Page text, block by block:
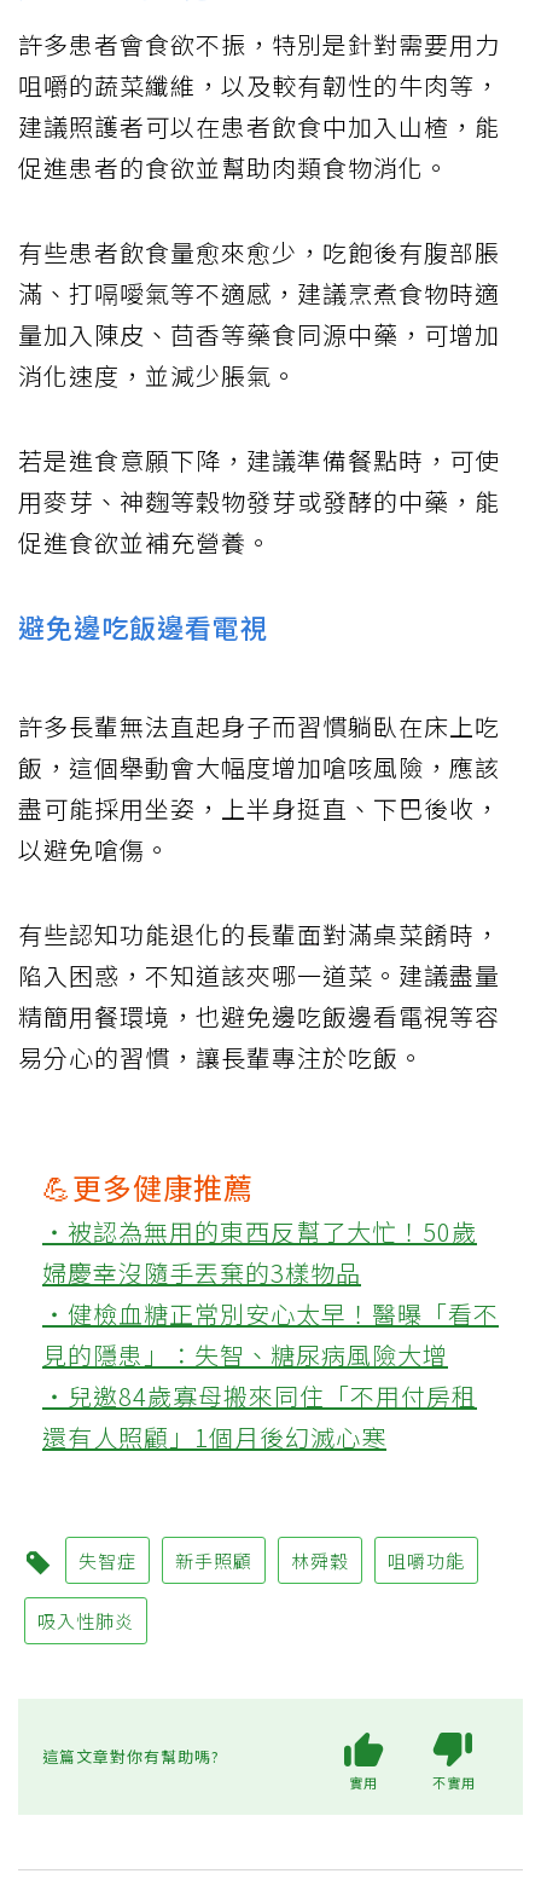
許多患者會食欲不振，特別是針對需要用力
咀嚼的蔬菜纖維，以及較有韌性的牛肉等，
建議照護者可以在患者飲食中加入山楂，能
促進患者的食欲並幫助肉類食物消化。
有些患者飲食量愈來愈少，吃飽後有腹部脹
滿、打嗝噯氣等不適感，建議烹煮食物時適
量加入陳皮、茴香等藥食同源中藥，可增加
消化速度，並減少脹氣。
若是進食意願下降，建議準備餐點時，可使
用麥芽、神麴等穀物發芽或發酵的中藥，能
促進食欲並補充營養。
避免邊吃飯邊看電視
許多長輩無法直起身子而習慣躺臥在床上吃
飯，這個舉動會大幅度增加嗆咳風險，應該
盡可能採用坐姿，上半身挺直、下巴後收，
以避免嗆傷。
有些認知功能退化的長輩面對滿桌菜餚時，
陷入困惑，不知道該夾哪一道菜。建議盡量
精簡用餐環境，也避免邊吃飯邊看電視等容
易分心的習慣，讓長輩專注於吃飯。
💪更多健康推薦
‧被認為無用的東西反幫了大忙！50歲
婦慶幸沒隨手丟棄的3樣物品
‧健檢血糖正常別安心太早！醫曝「看不
見的隱患」：失智、糖尿病風險大增
‧兒邀84歲寡母搬來同住「不用付房租
還有人照顧」1個月後幻滅心寒
失智症 新手照顧 林舜穀 咀嚼功能
吸入性肺炎
這篇文章對你有幫助嗎?
實用 不實用